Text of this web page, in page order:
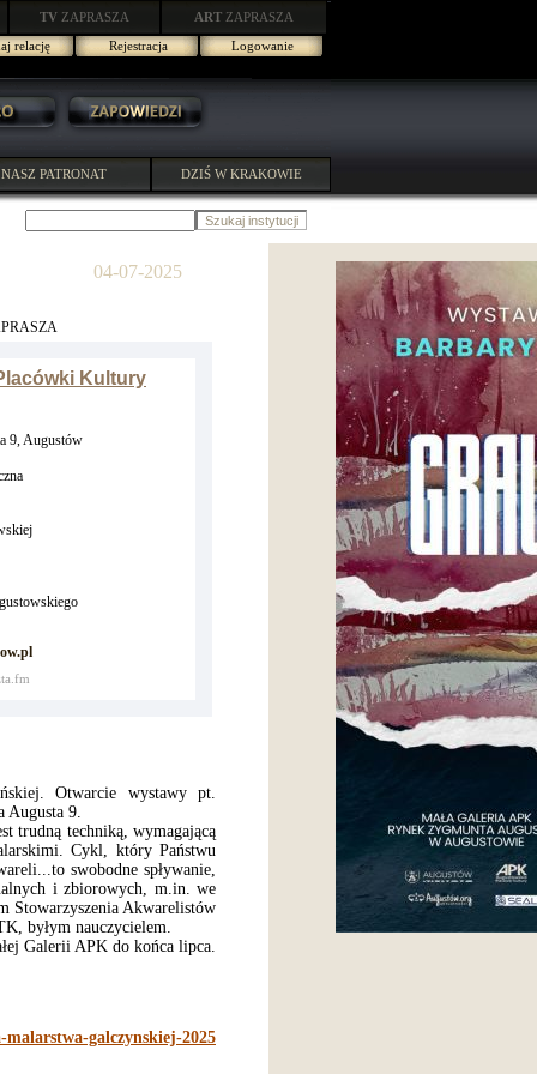
TV ZAPRASZA ART ZAPRASZA
relację
Rejestracja Logowanie
NASZ PATRONAT DZIŚ W KRAKOWIE
04-07-2025
Kultury
9, Augustów
Otwarcie wystawy pt.
Augusta 9.
trudną techniką, wymagającą
Cykl, który Państwu
swobodne spływanie,
i zbiorowych, m.in. we
Stowarzyszenia Akwarelistów
byłym nauczycielem.
Galerii APK do końca lipca.
galczynskiej-2025